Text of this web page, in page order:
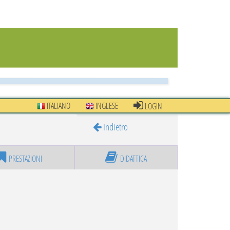
ITALIANO INGLESE
LOGIN
Indietro
PRESTAZIONI DIDATTICA